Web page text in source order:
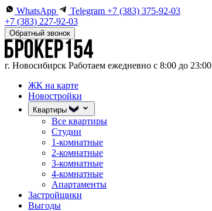
WhatsApp Telegram +7 (383) 375-92-03
+7 (383) 227-92-03
Обратный звонок
г. Новосибирск Работаем ежедневно с 8:00 до 23:00
ЖК на карте
Новостройки
Квартиры
Все квартиры
Студии
1-комнатные
2-комнатные
3-комнатные
4-комнатные
Апартаменты
Застройщики
Выгоды